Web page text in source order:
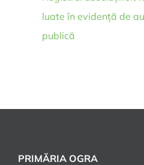
luate în evidență de
publică
PRIMĂRIA OGRA